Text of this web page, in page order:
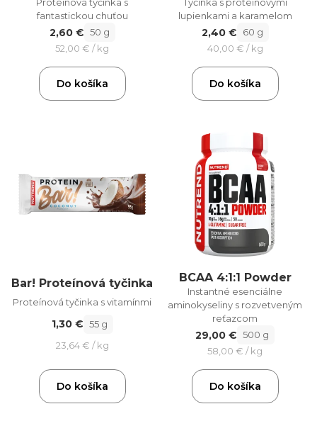
fantastickou chuťou
2,60 € 50 g
52,00 € / kg
Do košíka
lupienkami a karamelom
2,40 €
60 g
40,00 € / kg
Do košíka
Bar! Proteínová tyčinka
Proteínová tyčinka s vitamínmi
1,30 € 55 g
23,64 € / kg
Do košíka
BCAA 4:1:1 Powder
Instantné esenciálne
aminokyseliny s rozvetveným
reťazcom
29,00 € 500 g
58,00 € / kg
Do košíka